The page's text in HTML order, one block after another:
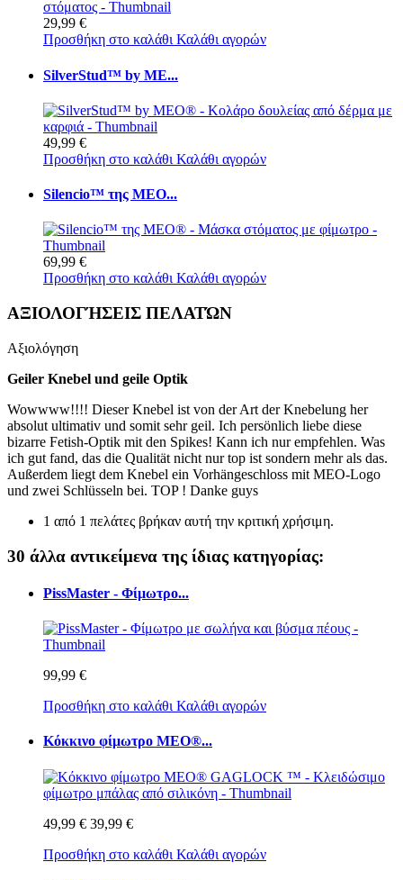
29,99 €
Προσθήκη στο καλάθι Καλάθι αγορών
SilverStud™ by ME...
49,99 €
Προσθήκη στο καλάθι Καλάθι αγορών
Silencio™ της MEO...
69,99 €
Προσθήκη στο καλάθι Καλάθι αγορών
ΑΞΙΟΛΟΓΉΣΕΙΣ ΠΕΛΑΤΏΝ
Αξιολόγηση
Geiler Knebel und geile Optik
Wowwww!!!! Dieser Knebel ist von der Art der Knebelung her
absolut ultimativ und somit sehr geil. Ich persönlich liebe diese
bizarre Fetish-Optik mit den Spikes! Kann ich nur empfehlen. Was
ich gut fand, das die Qualität nicht nur top ist sondern mehr als das.
Außerdem liegt dem Knebel ein Vorhängeschloss mit MEO-Logo
und zwei Schlüsseln bei. TOP ! Danke guys
1 από 1 πελάτες βρήκαν αυτή την κριτική χρήσιμη.
30 άλλα αντικείμενα της ίδιας κατηγορίας:
PissMaster - Φίμωτρο...
99,99 €
Προσθήκη στο καλάθι Καλάθι αγορών
Κόκκινο φίμωτρο MEO®...
49,99 € 39,99 €
Προσθήκη στο καλάθι Καλάθι αγορών